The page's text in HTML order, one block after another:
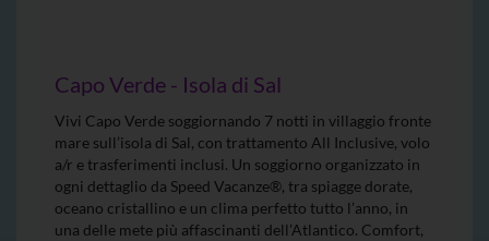
Capo Verde - Isola di Sal
Vivi Capo Verde soggiornando 7 notti in villaggio fronte
mare sull’isola di Sal, con trattamento All Inclusive, volo
a/r e trasferimenti inclusi. Un soggiorno organizzato in
ogni dettaglio da Speed Vacanze®, tra spiagge dorate,
oceano cristallino e un clima perfetto tutto l’anno, in
una delle mete più affascinanti dell’Atlantico. Comfort,